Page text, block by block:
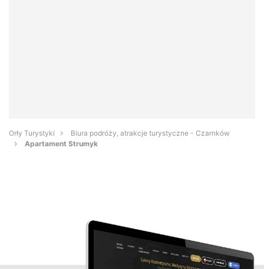
Orły Turystyki
Biura podróży, atrakcje turystyczne - Czarnków
Apartament Strumyk